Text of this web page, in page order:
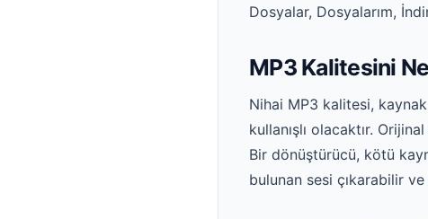
Dosyalar, Dosyalarım,
MP3 Kalitesini
Nihai MP3 kalitesi,
kullanışlı olacaktır.
Bir dönüştürücü, kötü
bulunan sesi çıkarabilir ve